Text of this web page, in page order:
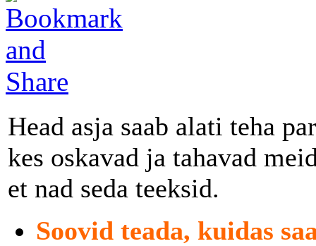
Head asja saab alati teha
kes oskavad ja tahavad
et nad seda teeksid.
Soovid teada, kuidas